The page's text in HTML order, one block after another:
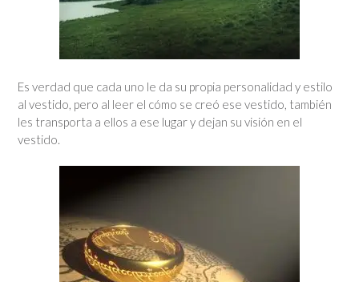
Es verdad que cada uno le da su propia personalidad y estilo
al vestido, pero al leer el cómo se creó ese vestido, también
les transporta a ellos a ese lugar y dejan su visión en el
vestido.